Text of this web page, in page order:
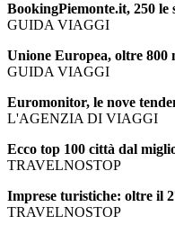
BookingPiemonte.it, 250
GUIDA VIAGGI
Unione Europea, oltre 800
GUIDA VIAGGI
Euromonitor, le nove
L'AGENZIA DI VIAGGI
Ecco top 100 città dal
TRAVELNOSTOP
Imprese turistiche: oltre il
TRAVELNOSTOP